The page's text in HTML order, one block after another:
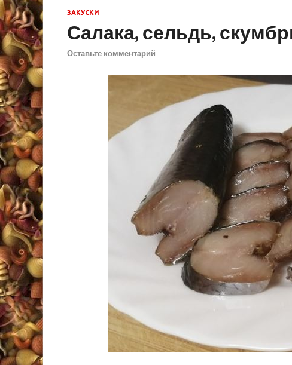
ЗАКУСКИ
Салака, сельдь,
Оставьте комментарий